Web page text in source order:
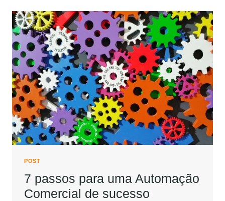
POST
7 passos para uma Automação
Comercial de sucesso